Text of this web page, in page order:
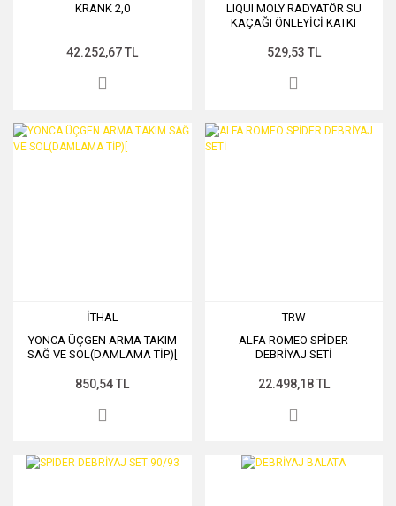
KRANK 2,0
42.252,67 TL
LIQUI MOLY RADYATÖR SU
KAÇAĞI ÖNLEYİCİ KATKI
529,53 TL
İTHAL
YONCA ÜÇGEN ARMA TAKIM
SAĞ VE SOL(DAMLAMA TİP)[
850,54 TL
TRW
ALFA ROMEO SPİDER
DEBRİYAJ SETİ
22.498,18 TL